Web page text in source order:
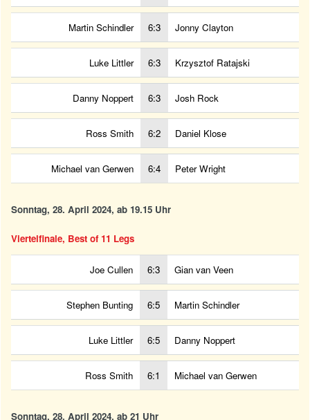
Martin Schindler 6:3 Jonny Clayton
Luke Littler 6:3 Krzysztof Ratajski
Danny Noppert 6:3 Josh Rock
Ross Smith 6:2 Daniel Klose
Michael van Gerwen 6:4 Peter Wright
Sonntag, 28. April 2024, ab 19.15 Uhr
Viertelfinale, Best of 11 Legs
Joe Cullen 6:3 Gian van Veen
Stephen Bunting 6:5 Martin Schindler
Luke Littler 6:5 Danny Noppert
Ross Smith 6:1 Michael van Gerwen
Sonntag, 28. April 2024, ab 21 Uhr